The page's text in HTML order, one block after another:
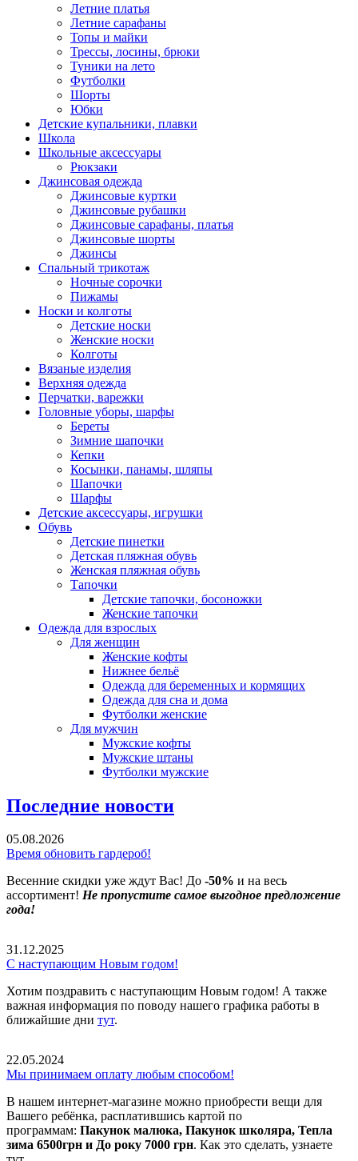
Летние платья
Летние сарафаны
Топы и майки
Трессы, лосины, брюки
Туники на лето
Футболки
Шорты
Юбки
Детские купальники, плавки
Школа
Школьные аксессуары
Рюкзаки
Джинсовая одежда
Джинсовые куртки
Джинсовые рубашки
Джинсовые сарафаны, платья
Джинсовые шорты
Джинсы
Спальный трикотаж
Ночные сорочки
Пижамы
Носки и колготы
Детские носки
Женские носки
Колготы
Вязаные изделия
Верхняя одежда
Перчатки, варежки
Головные уборы, шарфы
Береты
Зимние шапочки
Кепки
Косынки, панамы, шляпы
Шапочки
Шарфы
Детские аксессуары, игрушки
Обувь
Детские пинетки
Детская пляжная обувь
Женская пляжная обувь
Тапочки
Детские тапочки, босоножки
Женские тапочки
Одежда для взрослых
Для женщин
Женские кофты
Нижнее бельё
Одежда для беременных и кормящих
Одежда для сна и дома
Футболки женские
Для мужчин
Мужские кофты
Мужские штаны
Футболки мужские
Последние новости
05.08.2026
Время обновить гардероб!
Весенние скидки уже ждут Вас! До -50% и на весь
ассортимент! Не пропустите самое выгодное предложение
года!
31.12.2025
С наступающим Новым годом!
Хотим поздравить с наступающим Новым годом! А также
важная информация по поводу нашего графика работы в
ближайшие дни тут.
22.05.2024
Мы принимаем оплату любым способом!
В нашем интернет-магазине можно приобрести вещи для
Вашего ребёнка, расплатившись картой по
программам: Пакунок малюка, Пакунок школяра, Тепла
зима 6500грн и До року 7000 грн. Как это сделать, узнаете